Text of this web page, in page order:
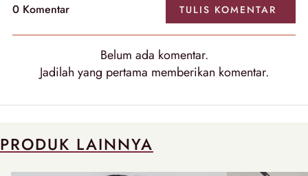
0 Komentar TULIS KOMENTAR
Belum ada komentar.
Jadilah yang pertama memberikan komentar.
PRODUK LAINNYA